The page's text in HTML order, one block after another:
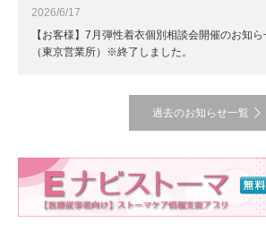
2026/6/17
【お客様】7月弾性着衣個別相談会開催のお
（東京営業所）※終了しました。
過去のお知らせ一覧